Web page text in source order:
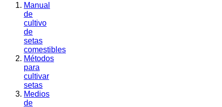
Manual
de
cultivo
de
setas
comestibles
Métodos
para
cultivar
setas
Medios
de